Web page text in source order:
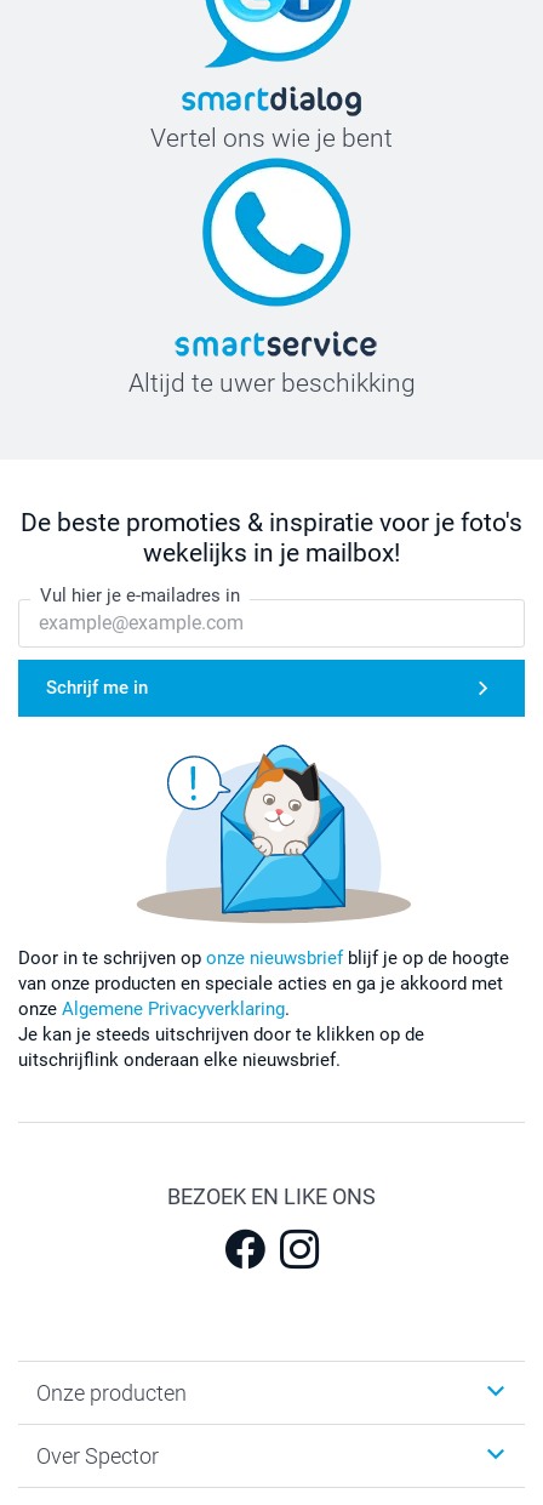
Vertel ons wie je bent
Altijd te uwer beschikking
De beste promoties & inspiratie voor je foto's
wekelijks in je mailbox!
Vul hier je e-mailadres in
Schrijf me in
Door in te schrijven op onze nieuwsbriefblijf je op de hoogte
van onze producten en speciale acties en ga je akkoord met
onze Algemene Privacyverklaring.
Je kan je steeds uitschrijven door te klikken op de
uitschrijflink onderaan elke nieuwsbrief.
BEZOEK EN LIKE ONS
Onze producten
Kaartjes
Over Spector